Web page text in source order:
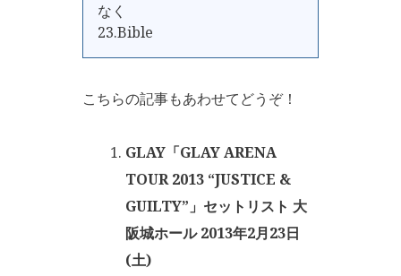
なく
23.Bible
こちらの記事もあわせてどうぞ！
GLAY「GLAY ARENA
TOUR 2013 “JUSTICE &
GUILTY”」セットリスト 大
阪城ホール 2013年2月23日
(土)